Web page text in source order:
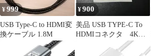
¥999
USB Type-C to HDMI変
換ケーブル 1.8M
¥900
美品 USB TYPE-C To
HDMIコネクタ 4K